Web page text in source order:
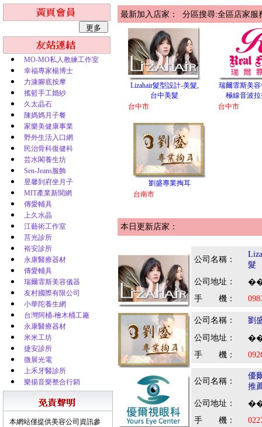
MO-MO私人教練工作室
幸福專家楊博士
力漮腳底按摩
搖籃手工婚紗
久太晶石
陳媽媽月子餐
家樂美健康事業
野外生活入口網
民治骨科復健科
芸水閣養生坊
Sen-Jeans服飾
昱馨到府坐月子
MIT產業新聞網
傳愛輔具
上久水晶
江藝術工作室
莒光診所
裕安診所
永康醫療器材
傳愛輔具
瑞爾霏斯美容儀器
友村國際有限公司
小華陀養生網
台灣阿桶-檜木桶工廠
永康醫療器材
米米工坊
捷安診所
微展光電
上禾牙醫診所
樂揚音樂整合行銷
本網站僅提供美容公司資訊參
最新加入店家： 分區搜尋:全區店家服
Lizahair髮型設計-美髮,
台中美髮
台中市
瑞爾霏斯美
極線音波
台中市
劉盛專業掏耳
台南市
本日更新店家：
公司名稱：
髮
公司地址：
��
手 機：
公司名稱：
劉
公司地址：
��
手 機：
公司名稱：
優
推
公司地址：
��
手 機：